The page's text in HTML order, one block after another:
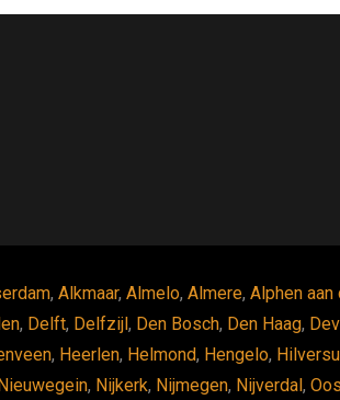
, Alkmaar, Almelo, Almere, Alphen aan
, Delft, Delfzijl , Den Bosch, Den Haag,
, Heerlen, Helmond, Hengelo,
Nieuwegein, Nijkerk, Nijmegen, Nijverdal ,